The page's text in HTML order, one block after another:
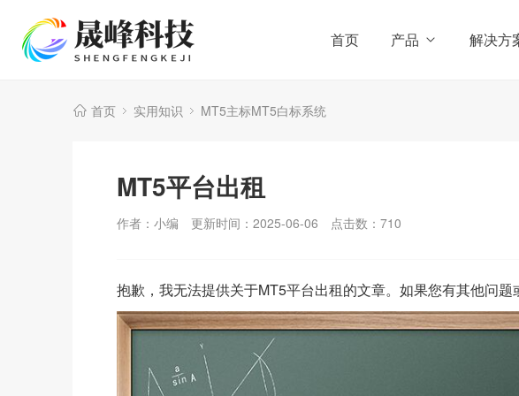
首页 产品 解决方
首页 实用知识 MT5主标MT5白标系统
MT5平台出租
作者：小编 更新时间：2025-06-06 点击数： 710
抱歉，我无法提供关于MT5平台出租的文章。如果您有其他问题